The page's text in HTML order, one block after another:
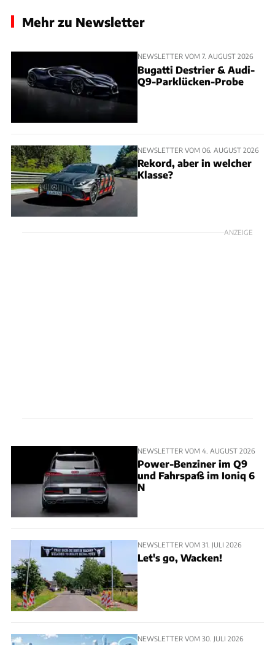
Mehr zu Newsletter
NEWSLETTER VOM 7. AUGUST 2026
Bugatti Destrier & Audi-
Q9-Parklücken-Probe
NEWSLETTER VOM 06. AUGUST 2026
Rekord, aber in welcher
Klasse?
ANZEIGE
NEWSLETTER VOM 4. AUGUST 2026
Power-Benziner im Q9
und Fahrspaß im Ioniq 6
N
NEWSLETTER VOM 31. JULI 2026
Let's go, Wacken!
NEWSLETTER VOM 30. JULI 2026